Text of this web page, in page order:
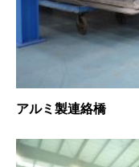
アルミ製連絡橋